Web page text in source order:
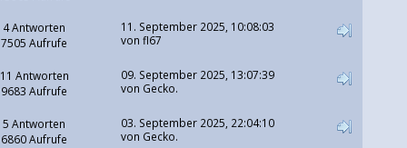
4 Antworten
7505 Aufrufe
11. September 2025, 10:08:03
von fl67
11 Antworten
9683 Aufrufe
09. September 2025, 13:07:39
von Gecko.
5 Antworten
6860 Aufrufe
03. September 2025, 22:04:10
von Gecko.